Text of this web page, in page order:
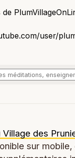
user/
des
sur